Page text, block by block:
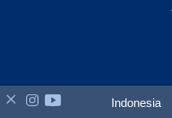
Indonesia